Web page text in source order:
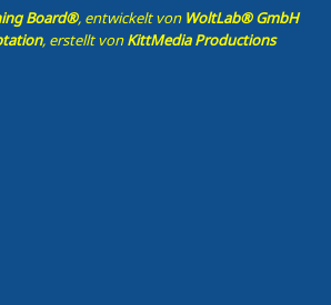
Board®, entwickelt von WoltLab® GmbH
, erstellt vonKittMedia Productions